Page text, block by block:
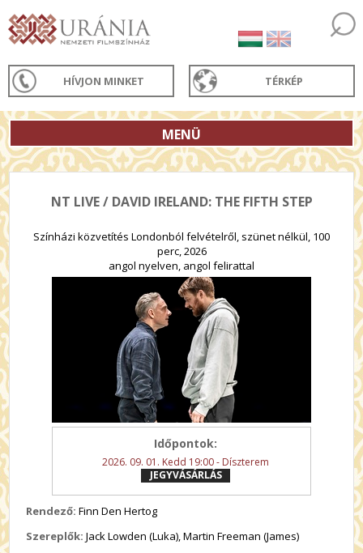
HÍVJON MINKET TÉRKÉP
MENÜ
NT LIVE / DAVID IRELAND: THE FIFTH STEP
Színházi közvetítés Londonból felvételről, szünet nélkül, 100
perc, 2026
angol nyelven, angol felirattal
Időpontok:
2026. 09. 01. Kedd 19:00 - Díszterem
JEGYVÁSÁRLÁS
Rendező: Finn Den Hertog
Szereplők: Jack Lowden (Luka), Martin Freeman (James)